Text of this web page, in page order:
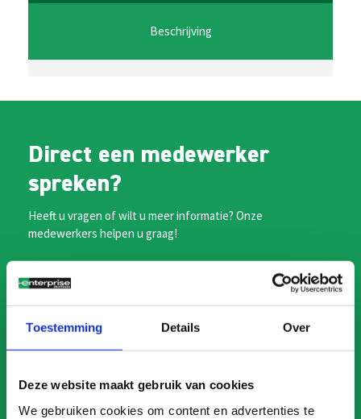
Toestemming Details Over
Deze website maakt gebruik van cookies
We gebruiken cookies om content en advertenties te
Beschrijving
Direct een medewerker
spreken?
Heeft u vragen of wilt u meer informatie? Onze
medewerkers helpen u graag!
MAIL ONS